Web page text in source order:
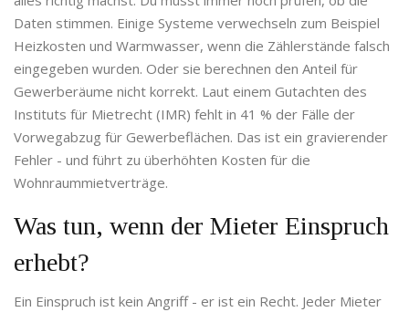
Daten stimmen. Einige Systeme verwechseln zum Beispiel
Heizkosten und Warmwasser, wenn die Zählerstände falsch
eingegeben wurden. Oder sie berechnen den Anteil für
Gewerberäume nicht korrekt. Laut einem Gutachten des
Instituts für Mietrecht (IMR) fehlt in 41 % der Fälle der
Vorwegabzug für Gewerbeflächen. Das ist ein gravierender
Fehler - und führt zu überhöhten Kosten für die
Wohnraummietverträge.
Was tun, wenn der Mieter Einspruch
erhebt?
Ein Einspruch ist kein Angriff - er ist ein Recht. Jeder Mieter